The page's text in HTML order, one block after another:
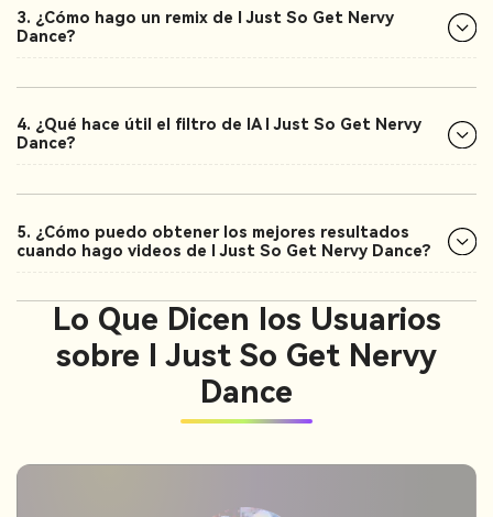
3. ¿Cómo hago un remix de I Just So Get Nervy
Dance?
4. ¿Qué hace útil el filtro de IA I Just So Get Nervy
Dance?
5. ¿Cómo puedo obtener los mejores resultados
cuando hago videos de I Just So Get Nervy Dance?
Lo Que Dicen los Usuarios
sobre I Just So Get Nervy
Dance